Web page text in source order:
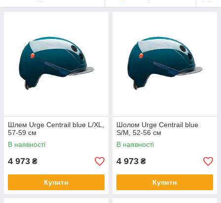
Шлем Urge Centrail blue L/XL,
57-59 см
В наявності
4 973 ₴
Купити
Шолом Urge Centrail blue
S/M, 52-56 см
В наявності
4 973 ₴
Купити